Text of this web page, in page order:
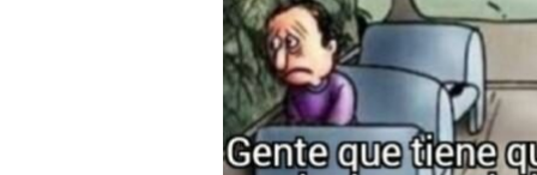
dos
hombres
autobús
que
muestra
dos
realidades